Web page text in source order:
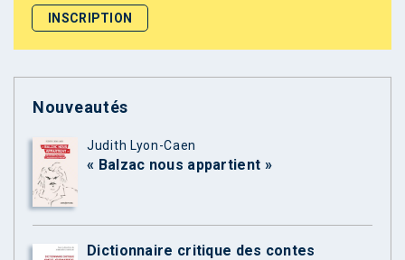
Nouveautés
Judith Lyon-Caen
« Balzac nous appartient »
Dictionnaire critique des contes